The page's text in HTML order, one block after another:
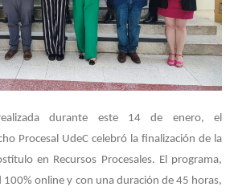
durante este 14 de enero, el
Procesal UdeC celebró la finalización de la
en Recursos Procesales. El programa,
online y con una duración de 45 horas,